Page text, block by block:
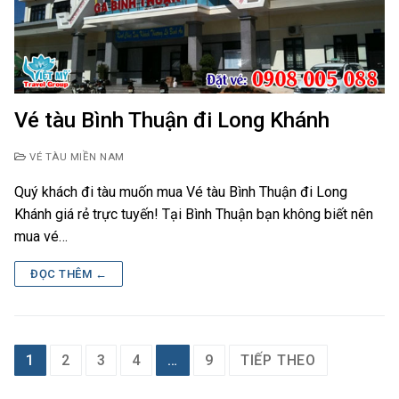
Vé tàu Bình Thuận đi Long Khánh
VÉ TÀU MIỀN NAM
Quý khách đi tàu muốn mua Vé tàu Bình Thuận đi Long
Khánh giá rẻ trực tuyến! Tại Bình Thuận bạn không biết nên
mua vé…
ĐỌC THÊM ←
Phân
1 2 3 4 … 9 TIẾP THEO